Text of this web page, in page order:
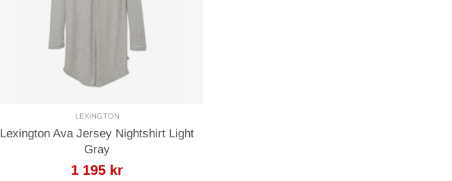
LEXINGTON
Lexington Ava Jersey Nightshirt Light
Gray
1 195 kr